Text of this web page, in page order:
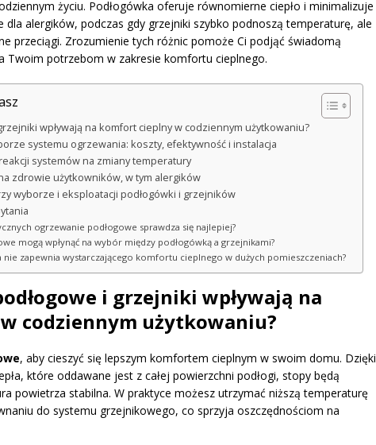
życiu. Podłogówka oferuje równomierne ciepło i minimalizuje
alergików, podczas gdy grzejniki szybko podnoszą temperaturę, ale
przeciągi. Zrozumienie tych różnic pomoże Ci podjąć świadomą
Twoim potrzebom w zakresie komfortu cieplnego.
wpływają na komfort cieplny w codziennym użytkowaniu?
systemu ogrzewania: koszty, efektywność i instalacja
systemów na zmiany temperatury
zdrowie użytkowników, w tym alergików
wyborze i eksploatacji podłogówki i grzejników
ogrzewanie podłogowe sprawdza się najlepiej?
mogą wpłynąć na wybór między podłogówką a grzejnikami?
nie zapewnia wystarczającego komfortu cieplnego w dużych pomieszczeniach?
i grzejniki wpływają na
codziennym użytkowaniu?
, aby cieszyć się lepszym komfortem cieplnym w swoim domu. Dzięki
które oddawane jest z całej powierzchni podłogi, stopy będą
powietrza stabilna. W praktyce możesz utrzymać niższą temperaturę
do systemu grzejnikowego, co sprzyja oszczędnościom na